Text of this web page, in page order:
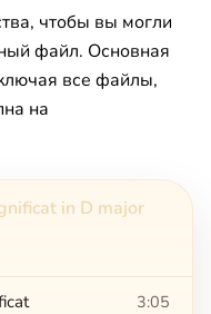
чтобы вы могли
файл. Основная
все файлы,
на
in D major
3:05